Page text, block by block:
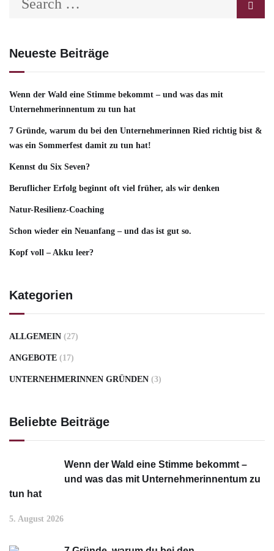
Neueste Beiträge
Wenn der Wald eine Stimme bekommt – und was das mit
Unternehmerinnentum zu tun hat
7 Gründe, warum du bei den Unternehmerinnen Ried richtig bist &
was ein Sommerfest damit zu tun hat!
Kennst du Six Seven?
Beruflicher Erfolg beginnt oft viel früher, als wir denken
Natur-Resilienz-Coaching
Schon wieder ein Neuanfang – und das ist gut so.
Kopf voll – Akku leer?
Kategorien
ALLGEMEIN (27)
ANGEBOTE (17)
UNTERNEHMERINNEN GRÜNDEN (3)
Beliebte Beiträge
Wenn der Wald eine Stimme bekommt –
und was das mit Unternehmerinnentum zu
tun hat
5. August 2026